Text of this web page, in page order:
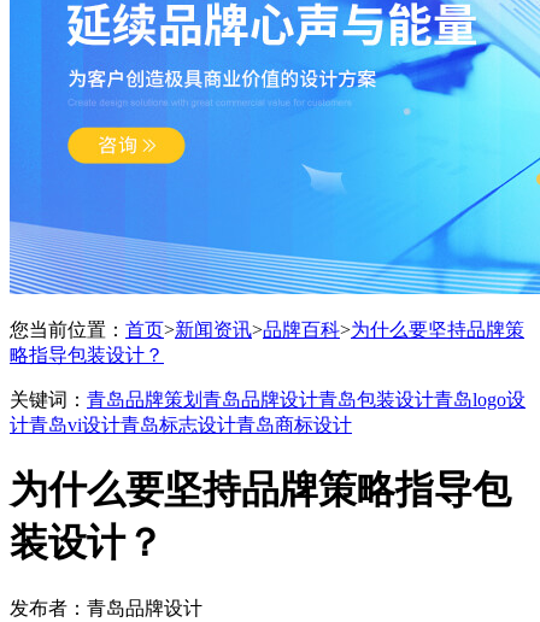
您当前位置： 首页>新闻资讯>品牌百科>为什么要坚持品牌策
略指导包装设计？
关键词： 青岛品牌策划 青岛品牌设计青岛包装设计青岛logo设
计青岛vi设计青岛标志设计青岛商标设计
为什么要坚持品牌策略指导包
装设计？
发布者：青岛品牌设计